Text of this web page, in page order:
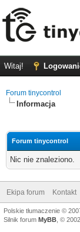
Witaj!
Forum tinycontrol
Informacja
Forum tinycontrol
Nic nie znaleziono.
Ekipa forum Kontakt
Polskie tłumaczenie ©
Silnik forum MyBB , ©